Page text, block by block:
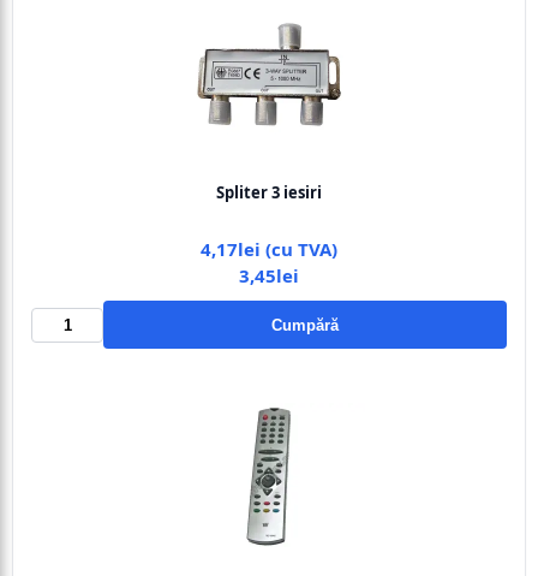
Spliter 3 iesiri
4,17lei (cu TVA)
3,45lei
Cumpără